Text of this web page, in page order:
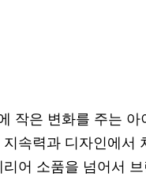
작은 변화를 주는 아
속력과 디자인에서
어 소품을 넘어서 브